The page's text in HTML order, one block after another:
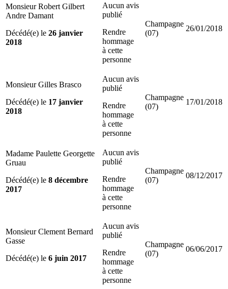
Monsieur Robert Gilbert
Andre Damant
Décédé(e) le 26 janvier
2018
Aucun avis
publié
Rendre
hommage
à cette
personne
Champagne
(07)
26/01/2018
Monsieur Gilles Brasco
Décédé(e) le 17 janvier
2018
Aucun avis
publié
Rendre
hommage
à cette
personne
Champagne
(07)
17/01/2018
Madame Paulette Georgette
Gruau
Décédé(e) le 8 décembre
2017
Aucun avis
publié
Rendre
hommage
à cette
personne
Champagne
(07)
08/12/2017
Monsieur Clement Bernard
Gasse
Décédé(e) le 6 juin 2017
Aucun avis
publié
Rendre
hommage
à cette
personne
Champagne
(07)
06/06/2017